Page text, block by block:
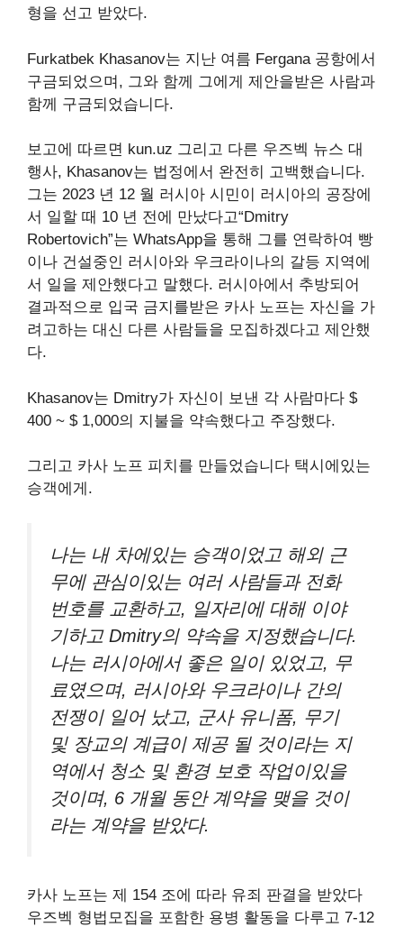
형을 선고 받았다.
Furkatbek Khasanov는 지난 여름 Fergana 공항에서
구금되었으며, 그와 함께 그에게 제안을받은 사람과
함께 구금되었습니다.
보고에 따르면 kun.uz 그리고 다른 우즈벡 뉴스 대
행사, Khasanov는 법정에서 완전히 고백했습니다.
그는 2023 년 12 월 러시아 시민이 러시아의 공장에
서 일할 때 10 년 전에 만났다고“Dmitry
Robertovich”는 WhatsApp을 통해 그를 연락하여 빵
이나 건설중인 러시아와 우크라이나의 갈등 지역에
서 일을 제안했다고 말했다. 러시아에서 추방되어
결과적으로 입국 금지를받은 카사 노프는 자신을 가
려고하는 대신 다른 사람들을 모집하겠다고 제안했
다.
Khasanov는 Dmitry가 자신이 보낸 각 사람마다 $
400 ~ $ 1,000의 지불을 약속했다고 주장했다.
그리고 카사 노프 피치를 만들었습니다 택시에있는
승객에게.
나는 내 차에있는 승객이었고 해외 근
무에 관심이있는 여러 사람들과 전화
번호를 교환하고, 일자리에 대해 이야
기하고 Dmitry의 약속을 지정했습니다.
나는 러시아에서 좋은 일이 있었고, 무
료였으며, 러시아와 우크라이나 간의
전쟁이 일어 났고, 군사 유니폼, 무기
및 장교의 계급이 제공 될 것이라는 지
역에서 청소 및 환경 보호 작업이있을
것이며, 6 개월 동안 계약을 맺을 것이
라는 계약을 받았다.
카사 노프는 제 154 조에 따라 유죄 판결을 받았다
우즈벡 형법모집을 포함한 용병 활동을 다루고 7-12